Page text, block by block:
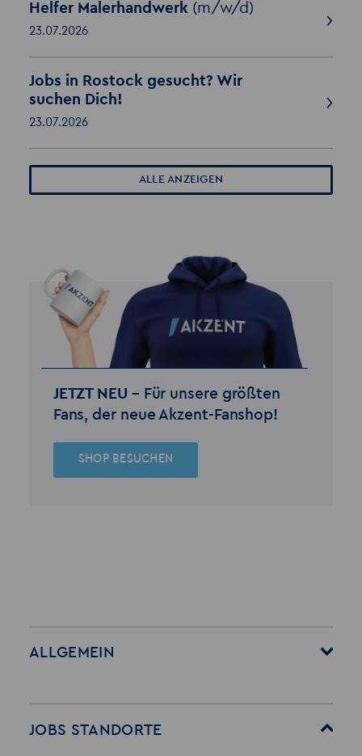
Helfer Malerhandwerk (m/w/d)
23.07.2026
Jobs in Rostock gesucht? Wir
suchen Dich!
23.07.2026
ALLE ANZEIGEN
JETZT NEU – Für unsere größten
Fans, der neue Akzent-Fanshop!
SHOP BESUCHEN
ALLGEMEIN
Für Bewerber
JOBS STANDORTE